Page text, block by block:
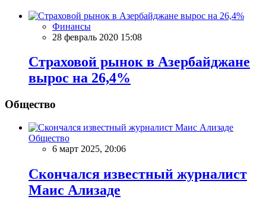
Финансы
28 февраль 2020 15:08
Страховой рынок в Азербайджане
вырос на 26,4%
Общество
Общество
6 март 2025, 20:06
Скончался известный журналист
Маис Ализаде